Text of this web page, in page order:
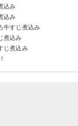
込み
込み
牛すじ煮込み
煮込み
じ煮込み